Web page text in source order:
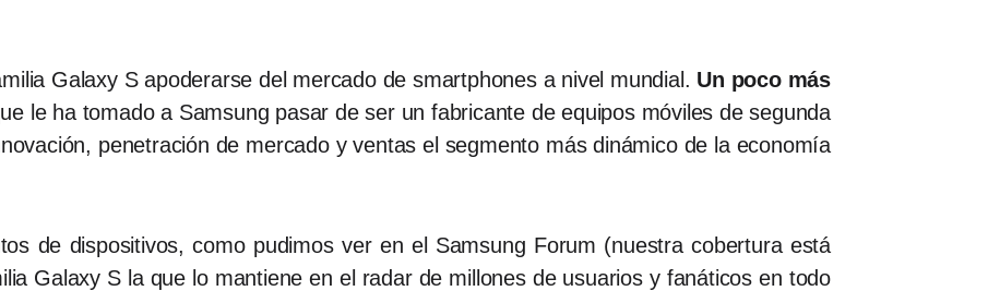
Galaxy S apoderarse del mercado de smartphones a nivel mundial. Un poco más
le ha tomado a Samsung pasar de ser un fabricante de equipos móviles de segunda
penetración de mercado y ventas el segmento más dinámico de la economía
de dispositivos, como pudimos ver en el Samsung Forum (nuestra cobertura está
Galaxy S la que lo mantiene en el radar de millones de usuarios y fanáticos en todo